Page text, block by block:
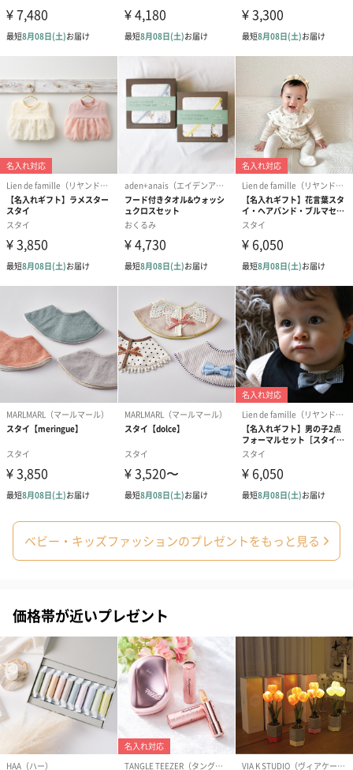
何かと必要なものが多い子育て、いつものお出かけでおむつセッ
トを入れたり、旅行の際にはベビー服を入れたり、時にはママ用
のグッズを入れたりと様々な使い方ができます！
またこちらの巾着は有料で名入れもできるので特別感のあるギフ
トとして喜ばれます。
タンプ限定ギフトボックスに入れてお届けします
グレーのボックスにパステルカラーのシールを貼ってお届けしま
す。
商品詳細情報
原材料
【ガーゼケット】
綿100％
コットン、ポリエステル
サイズ
【ガーゼケット】
本体：（約）500mm×700mm×10mm
【ラトル】
Twinkle Star-ティンクルスター-：縦100mm×横
86mm
幅260mm×高さ360mm
重さ/内容量
【ガーゼケット】
本体：（約）130g
全体：（約）133g
製造国
【ガーゼケット】
日本（愛知県）
対象年齢
【ラトル】
0.5歳以上
ベビー・キッズファッションのプレゼントをもっと見る
価格帯が近いプレゼント